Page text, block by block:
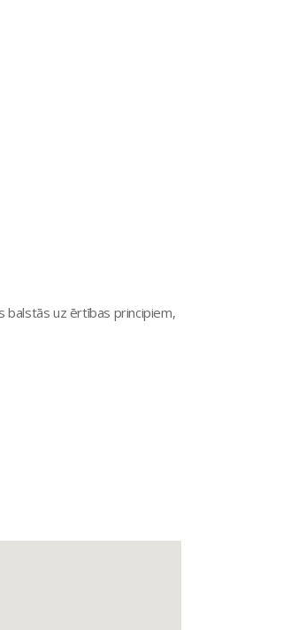
balstās uz ērtības principiem,